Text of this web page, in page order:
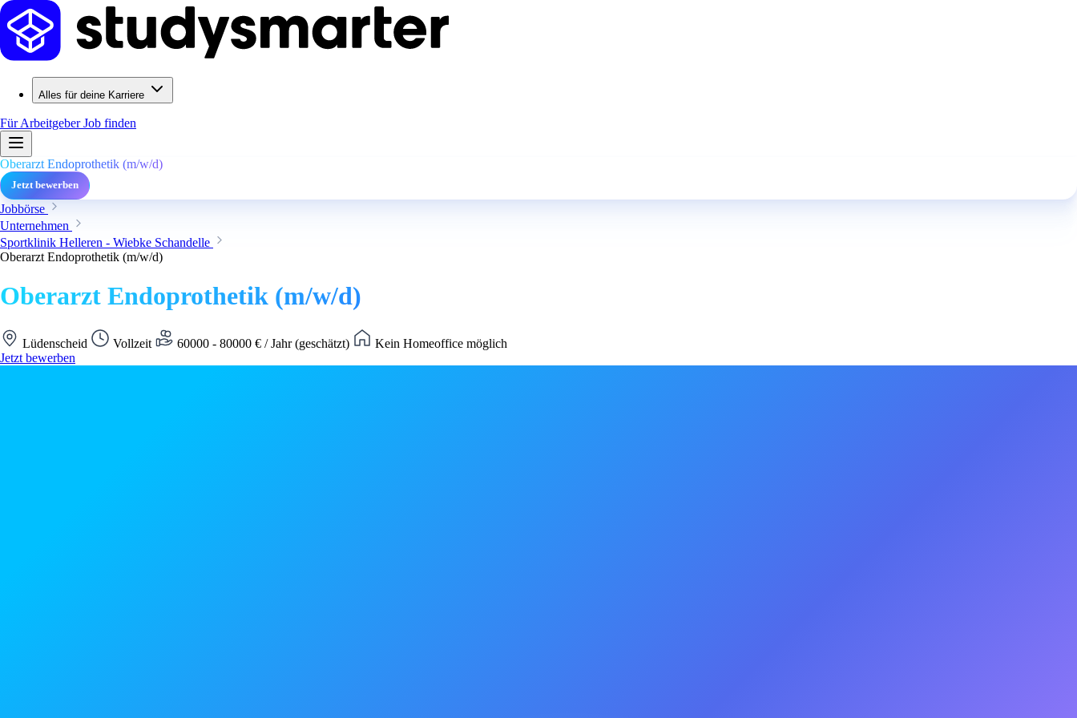
Alles für deine Karriere
Für ArbeitgeberJob finden
Oberarzt Endoprothetik (m/w/d)
Jetzt bewerben
Jobbörse
Unternehmen
Sportklinik Helleren - Wiebke Schandelle
Oberarzt Endoprothetik (m/w/d)
Oberarzt Endoprothetik (m/w/d)
Lüdenscheid Vollzeit 60000 - 80000 € / Jahr (geschätzt)
Kein Homeoffice möglich
Jetzt bewerben